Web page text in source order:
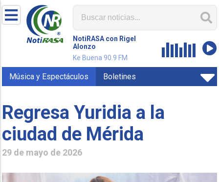
NotiRASA con Rigel
Alonzo
Ke Buena 90.9 FM
Música y Espectáculos Boletines
Regresa Yuridia a la
ciudad de Mérida
29 de mayo de 2026